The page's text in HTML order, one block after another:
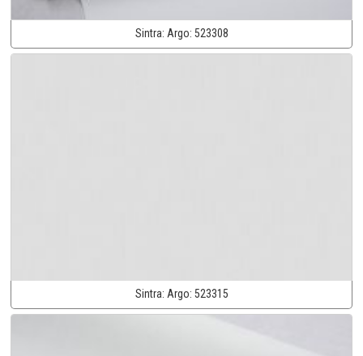
Sintra: Argo: 523308
Sintra: Argo: 523315